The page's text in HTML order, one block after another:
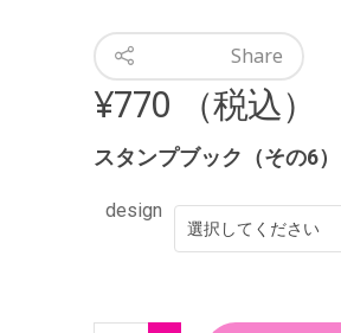
Share
¥770 （税込）
スタンプブック（その6）
design
選択してください